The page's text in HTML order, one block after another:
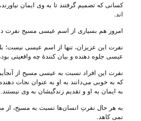
کسانی که تصمیم گرفتند تا به وی ایمان
اند.
امروز هم بسیاری از اسم عیسی مسیح نفرت
نفرت این عزیزان، تنها از اسم عیسی نیست؛
عیسی جلوه دهنده و بیان کنندهٔ چه واقعیتی
نفرت این افراد نسبت به عیسی مسیح از
که به خوبی می‌‌دانند به او به عنوان نجات دهنده
به ایمان به او و تقدیم زندگیشان به‌ وی نیستند.
به هر حال نفرتِ انسان‌ها نسبت به مسیح، از
نمی کاهد.